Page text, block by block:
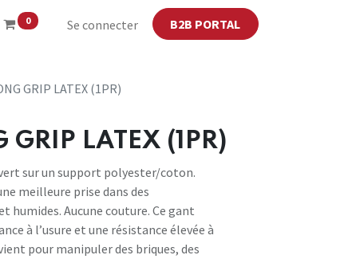
0 Se connecter B2B PORTAL
GRIP LATEX (1PR)
GRIP LATEX (1PR)
sur un support polyester/coton.
meilleure prise dans des
humides. Aucune couture. Ce gant
à l’usure et une résistance élevée à
pour manipuler des briques, des